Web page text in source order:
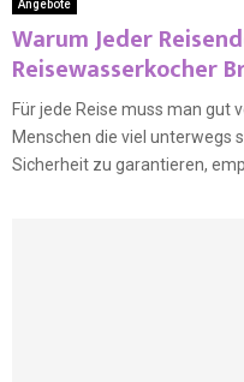
Angebote
Warum Jeder
Reisewasserkocher
Für jede Reise muss man gut
Menschen die viel unterwegs
Sicherheit zu garantieren,